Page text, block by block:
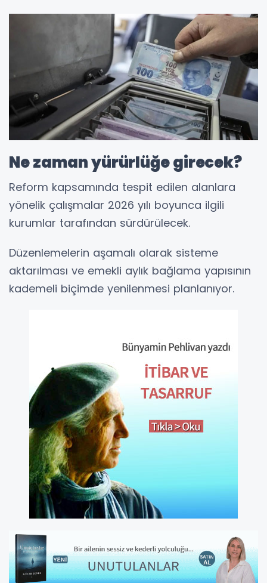
Ne zaman yürürlüğe girecek?
Reform kapsamında tespit edilen alanlara
yönelik çalışmalar 2026 yılı boyunca ilgili
kurumlar tarafından sürdürülecek.
Düzenlemelerin aşamalı olarak sisteme
aktarılması ve emekli aylık bağlama yapısının
kademeli biçimde yenilenmesi planlanıyor.